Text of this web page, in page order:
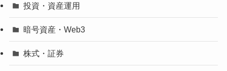
投資・資産運用
暗号資産・Web3
株式・証券